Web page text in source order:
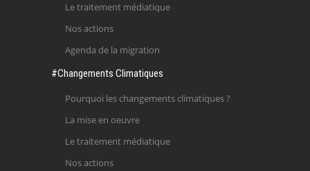
Le traitement médiatique
Nos actions
Agenda de la migration
#Changements Climatiques
Pourquoi les changements climatiques ?
La mise en oeuvre
Le traitement médiatique
Nos actions